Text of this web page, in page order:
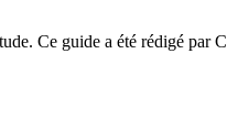
Ce guide a été rédigé par